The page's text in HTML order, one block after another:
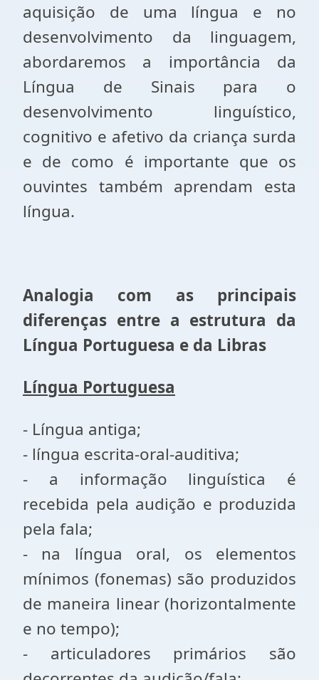
aquisição de uma língua e no
desenvolvimento da linguagem,
abordaremos a importância da
Língua de Sinais para o
desenvolvimento linguístico,
cognitivo e afetivo da criança surda
e de como é importante que os
ouvintes também aprendam esta
língua.
Analogia com as principais
diferenças entre a estrutura da
Língua Portuguesa e da Libras
Língua Portuguesa
- Língua antiga;
- língua escrita-oral-auditiva;
- a informação linguística é
recebida pela audição e produzida
pela fala;
- na língua oral, os elementos
mínimos (fonemas) são produzidos
de maneira linear (horizontalmente
e no tempo);
- articuladores primários são